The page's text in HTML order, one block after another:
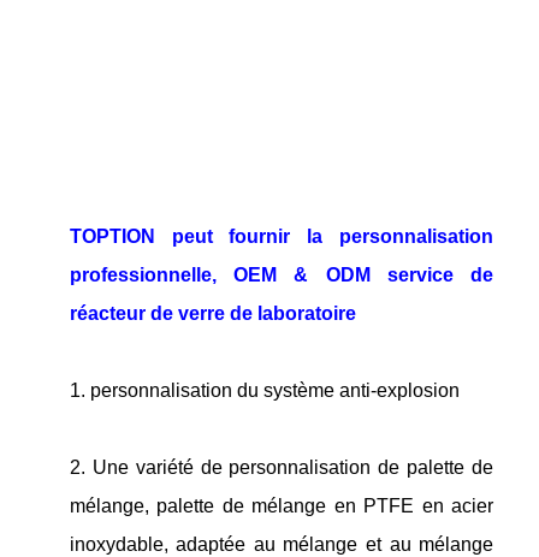
TOPTION peut fournir la personnalisation
professionnelle, OEM & ODM service de
réacteur de verre de laboratoire
1. personnalisation du système anti-explosion
2. Une variété de personnalisation de palette de
mélange, palette de mélange en PTFE en acier
inoxydable, adaptée au mélange et au mélange